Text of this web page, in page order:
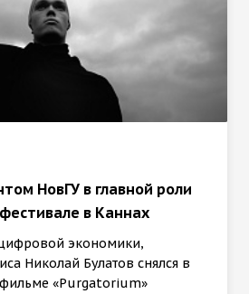
НовГУ в главной роли
в Каннах
цифровой экономики,
Николай Булатов снялся в
«Purgatorium»